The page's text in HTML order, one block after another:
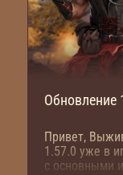
Обновление
Привет,
1.57.0 уже в
с основными